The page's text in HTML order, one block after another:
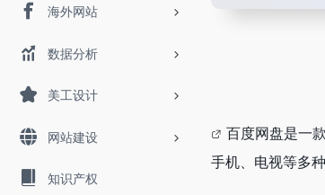
海外网站
数据分析
美工设计
网站建设
知识产权
百度网盘是一
手机、电视等多